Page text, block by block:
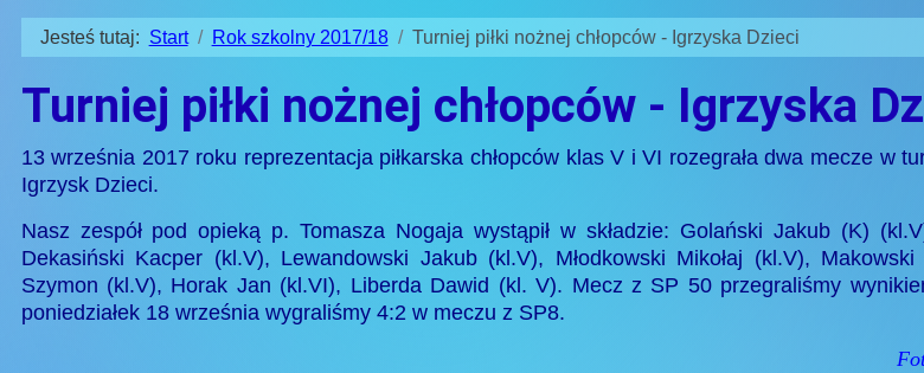
Jesteś tutaj: Start Rok szkolny 2017/18 Turniej piłki nożnej chłopców - Igrzyska Dzieci
Turniej piłki nożnej chłopców - Igrzyska
13 września 2017 roku reprezentacja piłkarska chłopców klas V i VI rozegrała dwa mecze w
Igrzysk Dzieci.
Nasz zespół pod opieką p. Tomasza Nogaja wystąpił w składzie: Golański Jakub (K)
Dekasiński Kacper (kl.V), Lewandowski Jakub (kl.V), Młodkowski Mikołaj (kl.V),
Szymon (kl.V), Horak Jan (kl.VI), Liberda Dawid (kl. V). Mecz z SP 50 przegraliśmy
poniedziałek 18 września wygraliśmy 4:2 w meczu z SP8.